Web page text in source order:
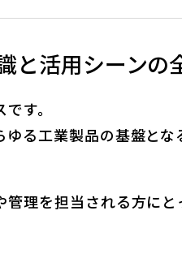
と活用シーンの
す。
る工業製品の基盤と
理を担当される方に